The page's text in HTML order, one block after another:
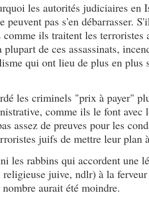
les autorités judiciaires en
peuvent pas s'en débarrasser.
ils traitent les terroristes
plupart de ces assassinats,
qui ont lieu de plus en plus
les criminels "prix à payer"
comme ils le font avec
assez de preuves pour les
juifs de mettre leur plan
les rabbins qui accordent une
juive, ndlr) à la
aurait été moindre.